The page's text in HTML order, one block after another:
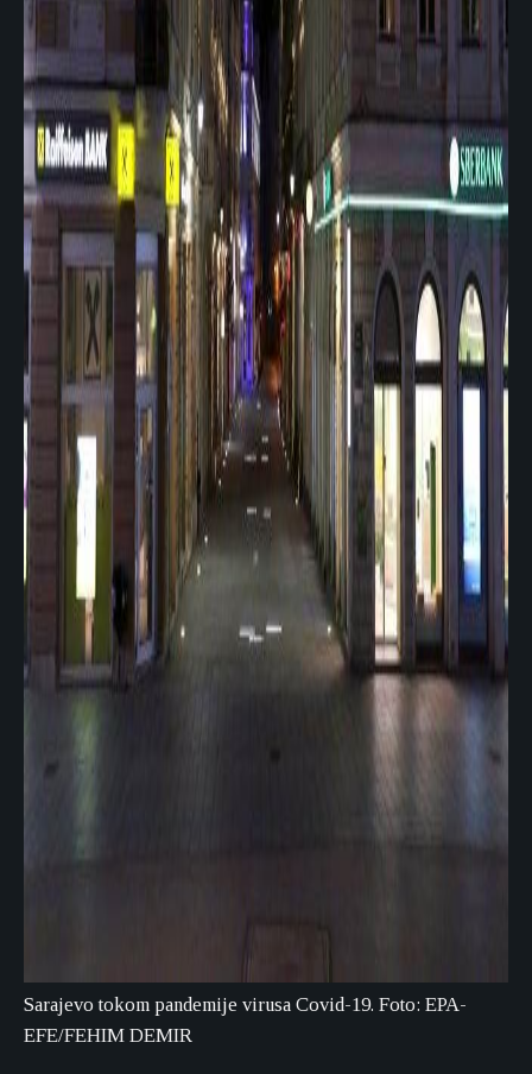
Sarajevo tokom pandemije virusa Covid-19. Foto: EPA-
EFE/FEHIM DEMIR